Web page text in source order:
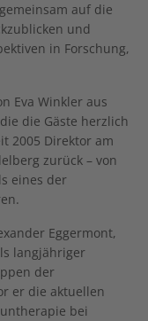
auf die
und
in Forschung,
Eva Winkler aus
die Gäste herzlich
2005 Direktor am
zurück – von
eines der
Eggermont,
langjähriger
der
er die aktuellen
bei